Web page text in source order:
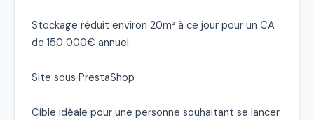
Stockage réduit environ 20m² à ce jour pour un CA
de 150 000€ annuel.
Site sous PrestaShop
Cible idéale pour une personne souhaitant se lancer